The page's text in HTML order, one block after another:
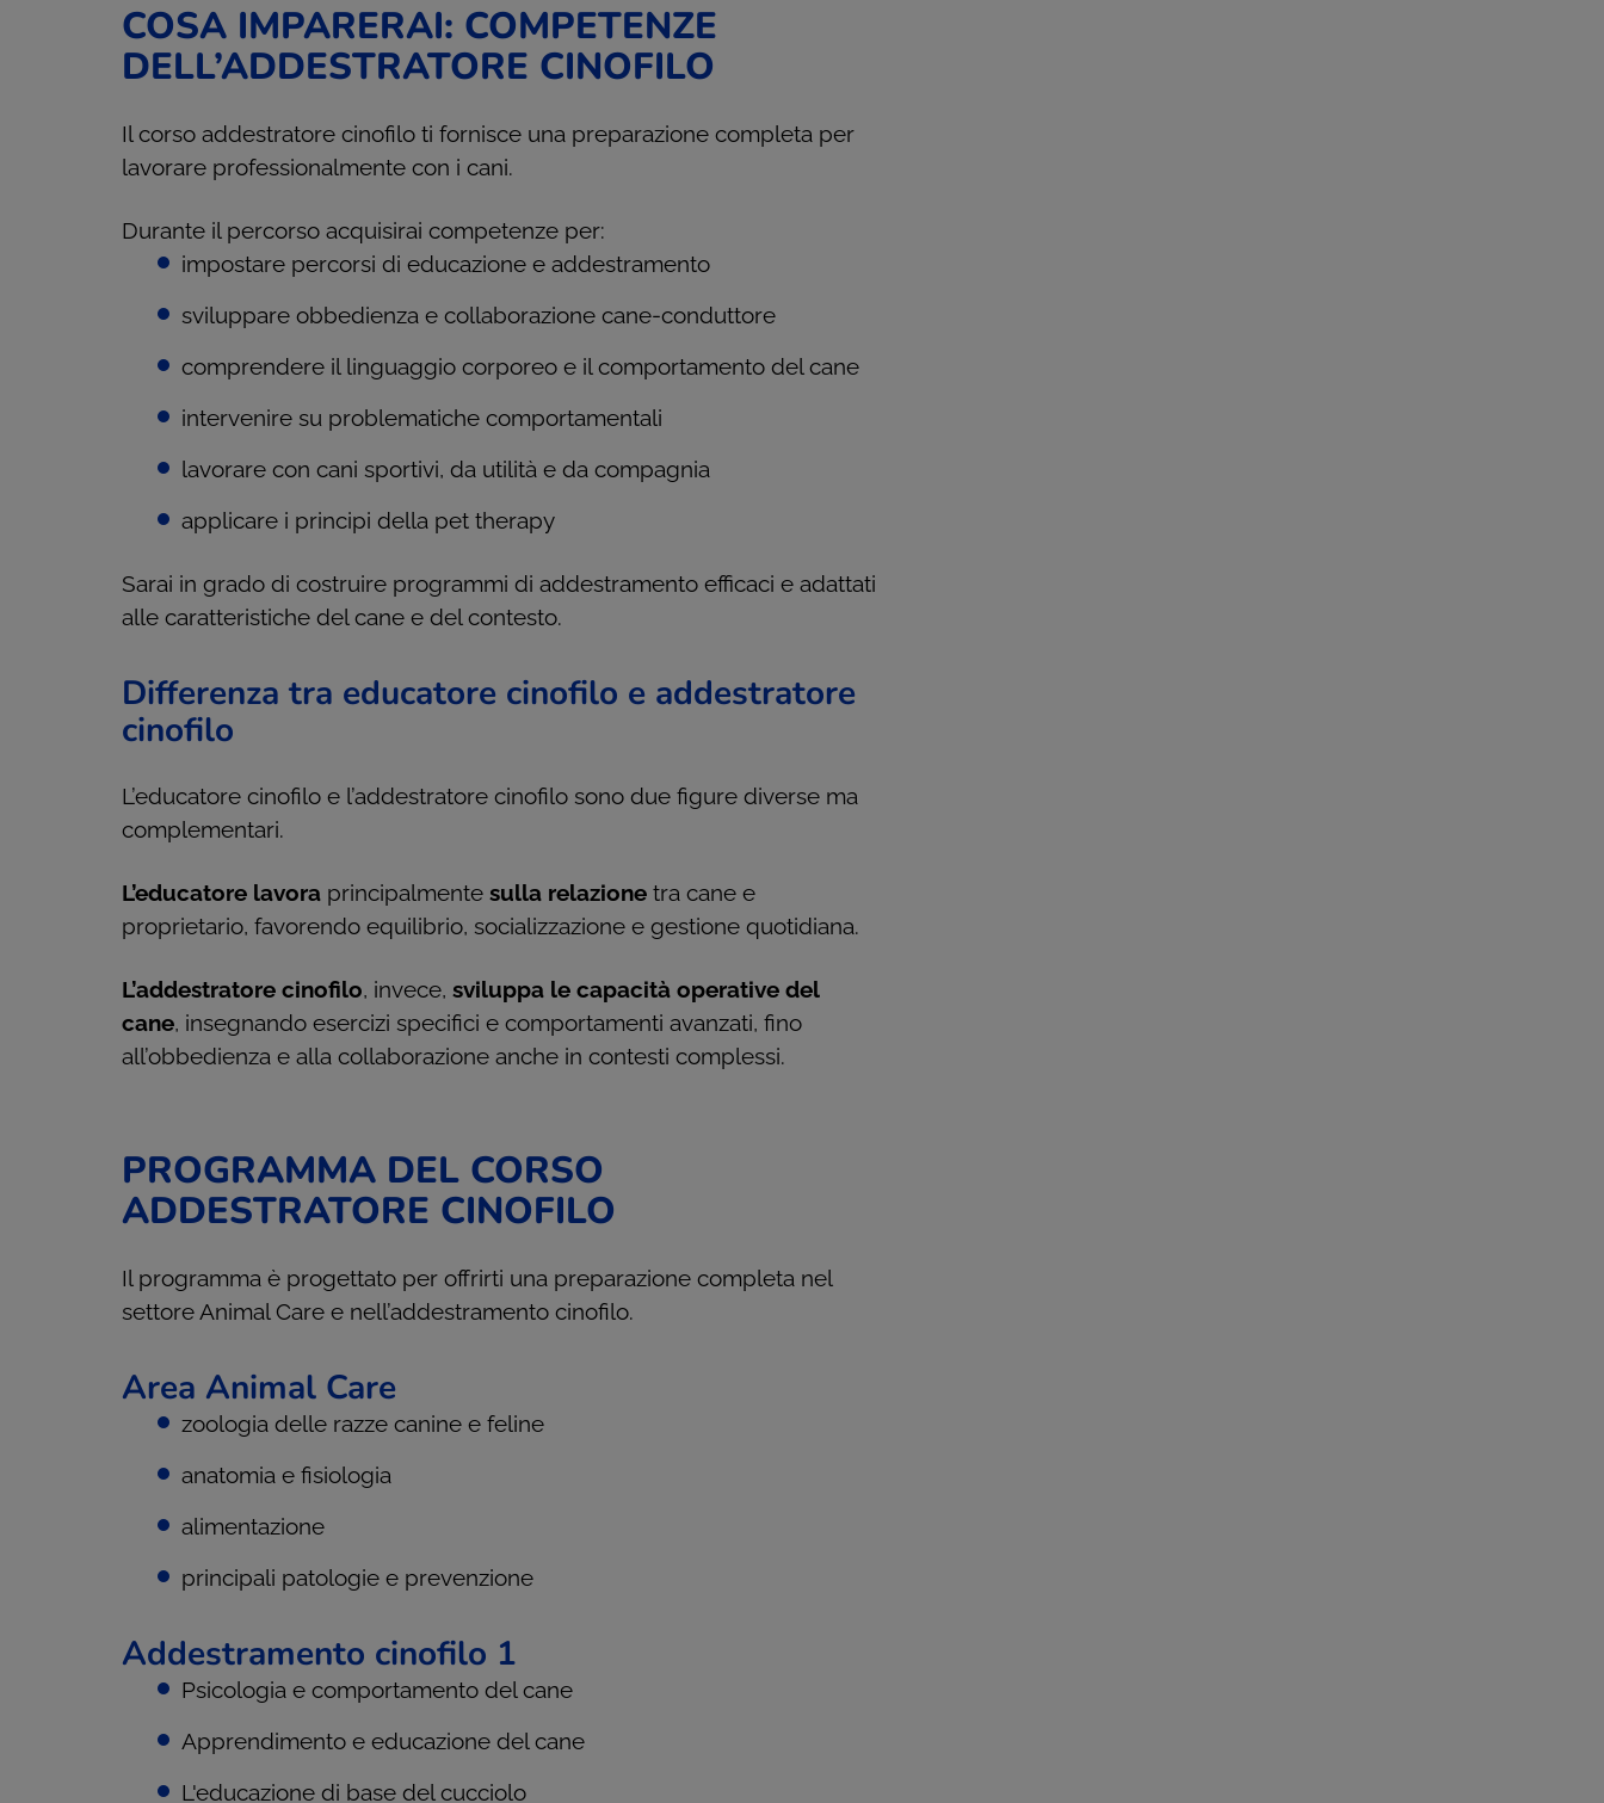
COSA IMPARERAI: COMPETENZE
DELL’ADDESTRATORE CINOFILO
Il corso addestratore cinofilo ti fornisce una preparazione completa per
lavorare professionalmente con i cani.
Durante il percorso acquisirai competenze per:
impostare percorsi di educazione e addestramento
sviluppare obbedienza e collaborazione cane-conduttore
comprendere il linguaggio corporeo e il comportamento del cane
intervenire su problematiche comportamentali
lavorare con cani sportivi, da utilità e da compagnia
applicare i principi della pet therapy
Sarai in grado di costruire programmi di addestramento efficaci e adattati
alle caratteristiche del cane e del contesto.
Differenza tra educatore cinofilo e addestratore
cinofilo
L’educatore cinofilo e l’addestratore cinofilo sono due figure diverse ma
complementari.
L’educatore lavora principalmente sulla relazione tra cane e
proprietario, favorendo equilibrio, socializzazione e gestione quotidiana.
L’addestratore cinofilo, invece, sviluppa le capacità operative del
cane, insegnando esercizi specifici e comportamenti avanzati, fino
all’obbedienza e alla collaborazione anche in contesti complessi.
PROGRAMMA DEL CORSO
ADDESTRATORE CINOFILO
Il programma è progettato per offrirti una preparazione completa nel
settore Animal Care e nell’addestramento cinofilo.
Area Animal Care
zoologia delle razze canine e feline
anatomia e fisiologia
alimentazione
principali patologie e prevenzione
Addestramento cinofilo 1
Psicologia e comportamento del cane
Apprendimento e educazione del cane
L'educazione di base del cucciolo